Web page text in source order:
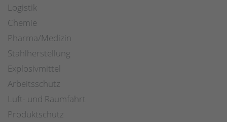
Logistik
Chemie
Pharma/Medizin
Stahlherstellung
Explosivmittel
Arbeitsschutz
Luft- und Raumfahrt
Produktschutz